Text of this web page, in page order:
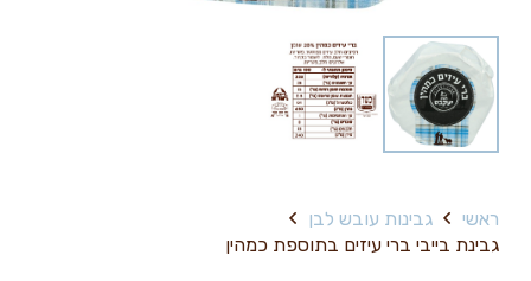
ראשי
גבינות עובש לבן
גבינת בייבי ברי עיזים בתוספת כמהין